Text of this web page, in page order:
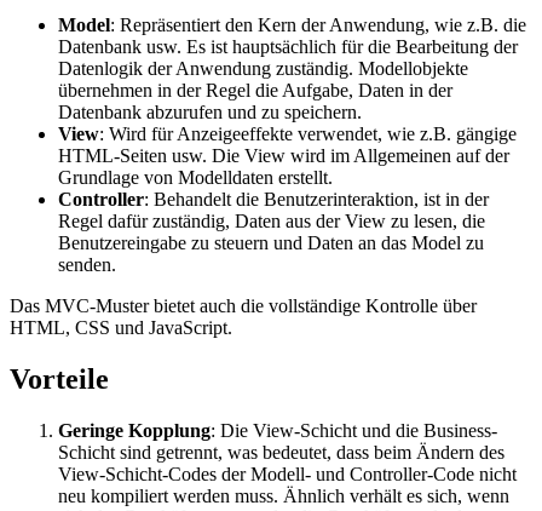
Model: Repräsentiert den Kern der Anwendung, wie z.B. die
Datenbank usw. Es ist hauptsächlich für die Bearbeitung der
Datenlogik der Anwendung zuständig. Modellobjekte
übernehmen in der Regel die Aufgabe, Daten in der
Datenbank abzurufen und zu speichern.
View: Wird für Anzeigeeffekte verwendet, wie z.B. gängige
HTML-Seiten usw. Die View wird im Allgemeinen auf der
Grundlage von Modelldaten erstellt.
Controller: Behandelt die Benutzerinteraktion, ist in der
Regel dafür zuständig, Daten aus der View zu lesen, die
Benutzereingabe zu steuern und Daten an das Model zu
senden.
Das MVC-Muster bietet auch die vollständige Kontrolle über
HTML, CSS und JavaScript.
Vorteile
Geringe Kopplung: Die View-Schicht und die Business-
Schicht sind getrennt, was bedeutet, dass beim Ändern des
View-Schicht-Codes der Modell- und Controller-Code nicht
neu kompiliert werden muss. Ähnlich verhält es sich, wenn